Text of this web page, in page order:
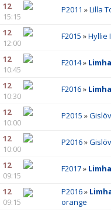
12
15:15
P2011 »Lilla
12
12:00
F2015 »Hyllie
12
10:45
F2014»
12
10:30
F2016»
12
10:00
P2015 »
12
10:00
P2016»
12
09:15
F2017»
12
09:15
P2016»
orange